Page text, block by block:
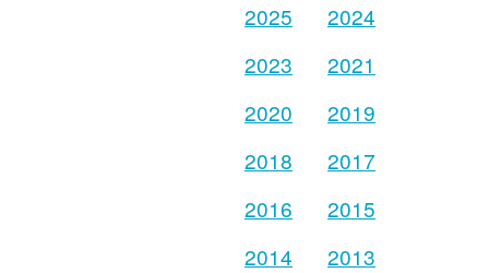
2025
2024
2023
2021
2020
2019
2018
2017
2016
2015
2014
2013